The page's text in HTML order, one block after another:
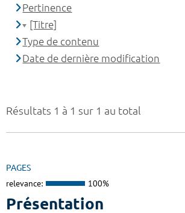
Résultats 1 à 1 sur 1 au total
PAGES
relevance: 100%
Présentation
Pertinence
[Titre]
Type de contenu
Date de dernière modification